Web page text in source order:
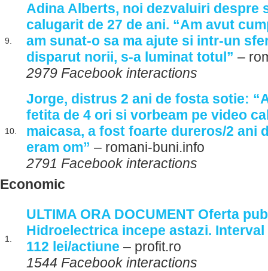
9.
Adina Alberts, noi dezvaluiri despre
calugarit de 27 de ani. “Am avut
am sunat-o sa ma ajute si intr-un
disparut norii, s-a luminat totul” –
2979 Facebook interactions
10.
Jorge, distrus 2 ani de fosta sotie:
fetita de 4 ori si vorbeam pe video
maicasa, a fost foarte dureros/2 ani
eram om” – romani-buni.info
2791 Facebook interactions
Economic
1.
ULTIMA ORA DOCUMENT Oferta
Hidroelectrica incepe astazi. Interval
112 lei/actiune – profit.ro
1544 Facebook interactions